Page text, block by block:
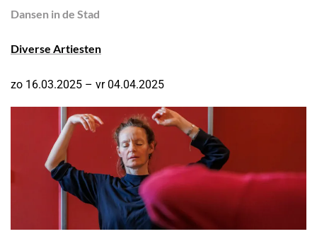
Dansen in de Stad
Diverse Artiesten
zo 16.03.2025 – vr 04.04.2025